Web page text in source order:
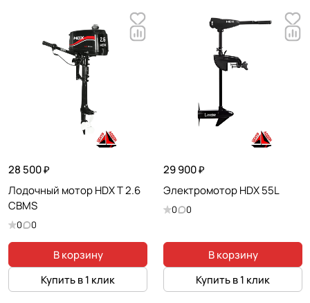
28 500 ₽
Лодочный мотор HDX T 2.6
CBMS
0 0
В корзину
Купить в 1 клик
29 900 ₽
Электромотор HDX 55L
0 0
В корзину
Купить в 1 клик